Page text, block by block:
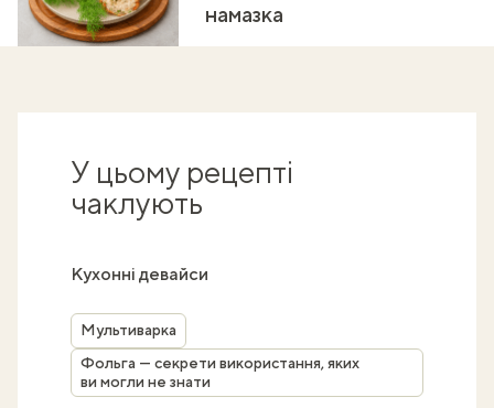
намазка
У цьому рецепті
чаклують
Кухонні девайси
Мультиварка
Фольга — секрети використання, яких
ви могли не знати